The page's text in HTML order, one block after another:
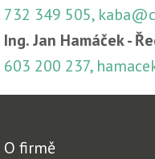
732 349 505,
Ing. Jan Hamáček -
603 200 237,
O firmě